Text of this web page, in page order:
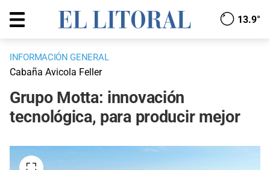
13.9°
INFORMACIÓN GENERAL
Cabaña Avicola Feller
Grupo Motta: innovación
tecnológica, para producir mejor